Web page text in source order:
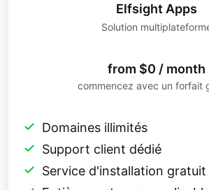
Elfsight Apps
Solution
from $0 / month
commencez avec un forfait
Domaines illimités
Support client dédié
Service d'installation gratuit